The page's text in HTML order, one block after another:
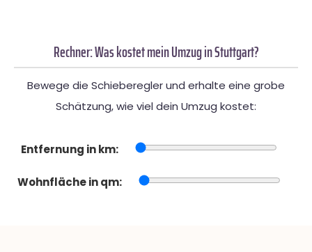
Rechner: Was kostet mein Umzug in Stuttgart?
Bewege die Schieberegler und erhalte eine grobe
Schätzung, wie viel dein Umzug kostet:
Entfernung in km:
Wohnfläche in qm: